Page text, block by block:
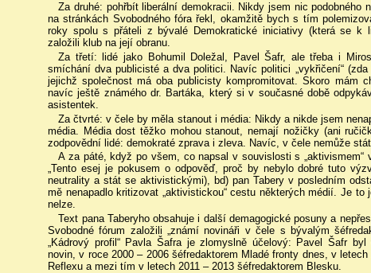
Za druhé: pohřbít liberální demokracii. Nikdy jsem nic podobného
na stránkách Svobodného fóra řekl, okamžitě bych s tím
roky spolu s přáteli z bývalé Demokratické iniciativy (která se k
založili klub na její obranu.
Za třetí: lidé jako Bohumil Doležal, Pavel Šafr, ale třeba i
smíchání dva publicisté a dva politici. Navíc politici „vykřičení“
jejichž společnost má oba publicisty kompromitovat. Skoro mám
navíc ještě známého dr. Bartáka, který si v současné době
asistentek.
Za čtvrté: v čele by měla stanout i média: Nikdy a nikde jsem
média. Média dost těžko mohou stanout, nemají nožičky (ani
zodpovědní lidé: demokraté zprava i zleva. Navíc, v čele nemůže
A za páté, když po všem, co napsal v souvislosti s
„Tento esej je pokusem o odpověď, proč by nebylo dobré tuto
neutrality a stát se aktivistickými), bd) pan Tabery v posledním
mě nenapadlo kritizovat „aktivistickou“ cestu některých médií. Je to
nelze.
Text pana Taberyho obsahuje i další demagogické posuny a
Svobodné fórum založili „známí novináři v čele s bývalým
„Kádrový profil“ Pavla Šafra je zlomyslně účelový: Pavel Šafr
novin, v roce 2000 – 2006 šéfredaktorem Mladé fronty dnes, v
Reflexu a mezi tím v letech 2011 – 2013 šéfredaktorem Blesku.